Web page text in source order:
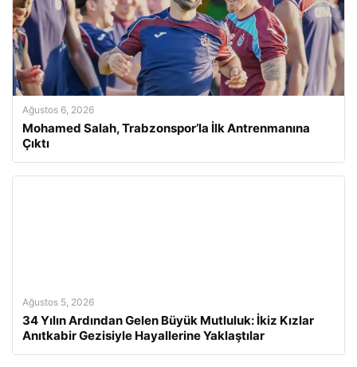
Ağustos 6, 2026
Mohamed Salah, Trabzonspor’la İlk Antrenmanına
Çıktı
Ağustos 5, 2026
34 Yılın Ardından Gelen Büyük Mutluluk: İkiz Kızlar
Anıtkabir Gezisiyle Hayallerine Yaklaştılar